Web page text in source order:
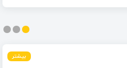
بیشتر
بیشتر
بیشتر